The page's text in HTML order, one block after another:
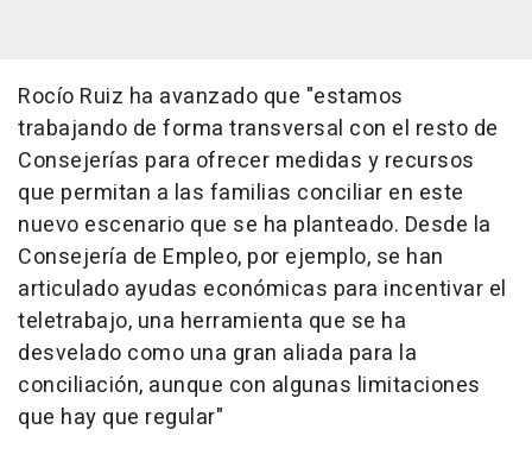
Rocío Ruiz ha avanzado que "estamos
trabajando de forma transversal con el resto de
Consejerías para ofrecer medidas y recursos
que permitan a las familias conciliar en este
nuevo escenario que se ha planteado. Desde la
Consejería de Empleo, por ejemplo, se han
articulado ayudas económicas para incentivar el
teletrabajo, una herramienta que se ha
desvelado como una gran aliada para la
conciliación, aunque con algunas limitaciones
que hay que regular"